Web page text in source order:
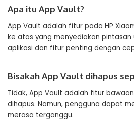
Apa itu App Vault?
App Vault adalah fitur pada HP
ke atas yang menyediakan pintasan
aplikasi dan fitur penting dengan
Bisakah App Vault dihapus
Tidak, App Vault adalah fitur
dihapus. Namun, pengguna dapat
merasa terganggu.